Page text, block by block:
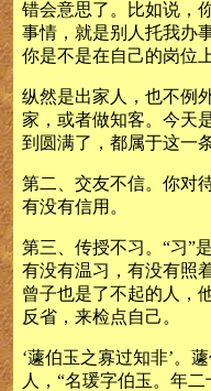
错会意思了。比如说，
事情，就是别人托我办
你是不是在自己的岗位
纵然是出家人，也不例
家，或者做知客。今天
到圆满了，都属于这一条
第二、交友不信。你对
有没有信用。
第三、传授不习。“习”
有没有温习，有没有照
曾子也是了不起的人，
反省，来检点自己。
‘蘧伯玉之寡过知非’。
人，“名瑗字伯玉。年